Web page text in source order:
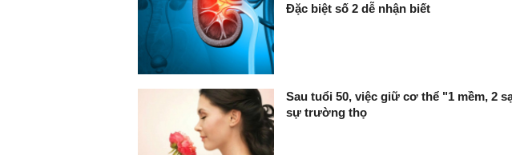
Đặc biệt số 2 dễ nhận biết
Sau tuổi 50, việc giữ cơ thể "1 mềm, 2
sự trường thọ